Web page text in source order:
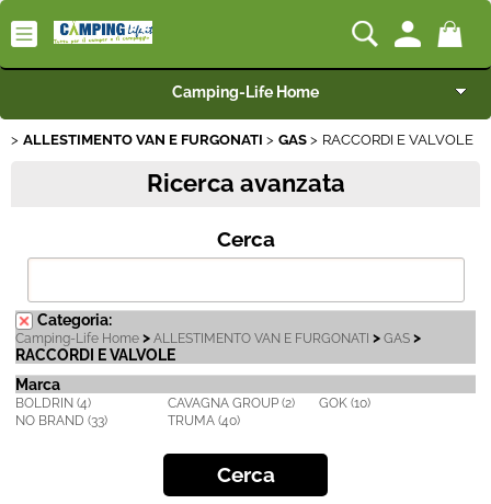
Camping-Life Home
Articoli per Camper e Caravan
Speciale Arredo
Campeggio e Giardino
Rimorchi
Nautica
ALLESTIMENTO VAN E FURGONATI GAS RACCORDI E VALVOLE
Ricerca avanzata
Cerca
Categoria:
Camping-Life Home > ALLESTIMENTO VAN E FURGONATI > GAS >
RACCORDI E VALVOLE
Marca
BOLDRIN (4) CAVAGNA GROUP (2)
GOK (10)
NO BRAND (33)
TRUMA (40)